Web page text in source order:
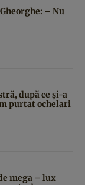
– Nu
după ce și-a
purtat ochelari
mega – lux